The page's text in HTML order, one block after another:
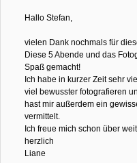
Hallo Stefan,
vielen Dank nochmals für
Diese 5 Abende und das
Spaß gemacht!
Ich habe in kurzer Zeit sehr
viel bewusster fotografieren
hast mir außerdem ein
vermittelt.
Ich freue mich schon über
herzlich
Liane